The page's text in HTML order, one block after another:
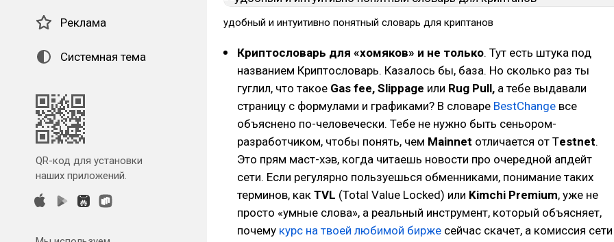
Реклама
Системная тема
QR-код для установки
наших приложений.
удобный и интуитивно понятный словарь для криптанов
Криптословарь для «хомяков» и не только. Тут есть штука под
названием Криптословарь. Казалось бы, база. Но сколько раз ты
гуглил, что такое Gas fee, Slippage или Rug Pull, а тебе выдавали
страницу с формулами и графиками? В словаре BestChange все
объяснено по-человечески. Тебе не нужно быть сеньором-
разработчиком, чтобы понять, чем Mainnet отличается от Testnet.
Это прям маст-хэв, когда читаешь новости про очередной апдейт
сети. Если регулярно пользуешься обменниками, понимание таких
терминов, как TVL (Total Value Locked) или Kimchi Premium, уже не
просто «умные слова», а реальный инструмент, который объясняет,
почему курс на твоей любимой бирже сейчас скачет, а комиссия сети